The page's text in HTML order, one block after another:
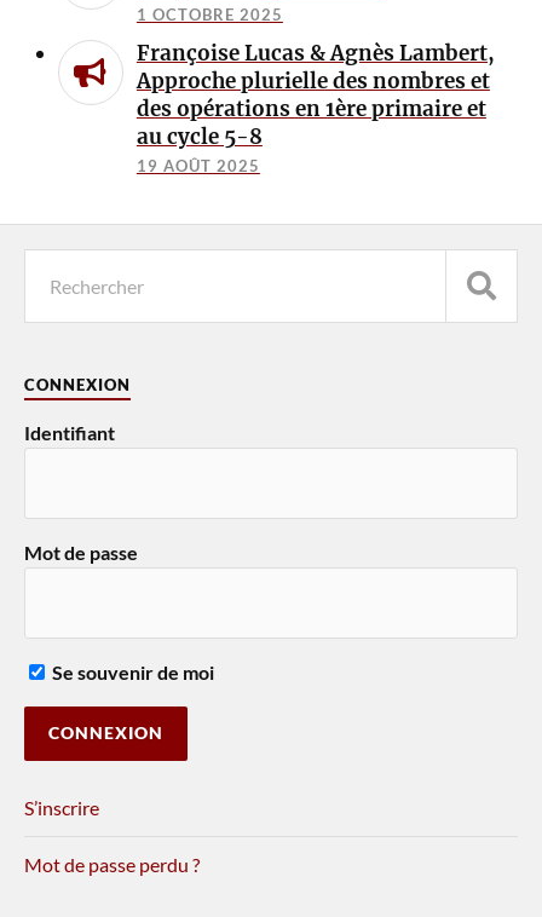
1 OCTOBRE 2025
Françoise Lucas & Agnès Lambert,
Approche plurielle des nombres et
des opérations en 1ère primaire et
au cycle 5-8
19 AOÛT 2025
CONNEXION
Identifiant
Mot de passe
Se souvenir de moi
S’inscrire
Mot de passe perdu ?